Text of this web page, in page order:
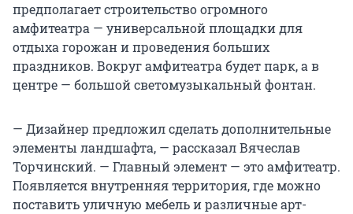
предполагает строительство огромного
амфитеатра — универсальной площадки для
отдыха горожан и проведения больших
праздников. Вокруг амфитеатра будет парк, а в
центре — большой светомузыкальный фонтан.
— Дизайнер предложил сделать дополнительные
элементы ландшафта, — рассказал Вячеслав
Торчинский. — Главный элемент — это амфитеатр.
Появляется внутренняя территория, где можно
поставить уличную мебель и различные арт-